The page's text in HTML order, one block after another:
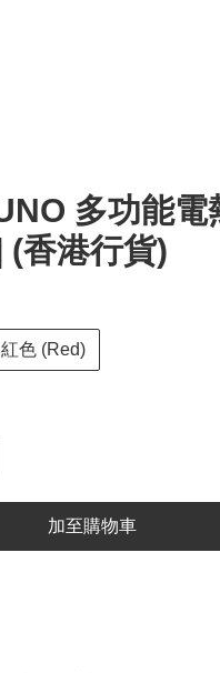
多功能電
香港行貨)
紅色 (Red)
加至購物車